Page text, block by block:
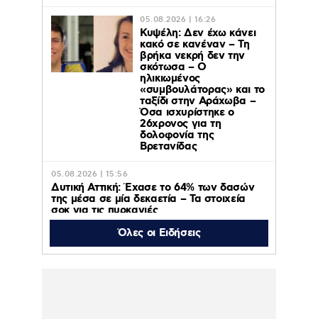
05.08.2026 | 16:26
Κυψέλη: Δεν έχω κάνει
κακό σε κανέναν – Τη
βρήκα νεκρή δεν την
σκότωσα – Ο
ηλικιωμένος
«συμβουλάτορας» και το
ταξίδι στην Αράχωβα –
Όσα ισχυρίστηκε ο
26χρονος για τη
δολοφονία της
Βρετανίδας
05.08.2026 | 15:56
Δυτική Αττική: Έχασε το 64% των δασών
της μέσα σε μία δεκαετία – Τα στοιχεία
σοκ για τις πυρκαγιές
05.08.2026 | 15:47
«Τ’ αγόρια»: Η Έφη Κοντού δίνει νέα πνοή
Όλες οι Ειδήσεις